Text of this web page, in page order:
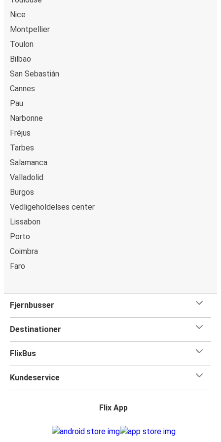
ombord eller ved et salgssted.
Nice
Montpellier
Toulon
Bilbao
San Sebastián
Cannes
Pau
Narbonne
Fréjus
Tarbes
Salamanca
Valladolid
Burgos
Vedligeholdelses center
Lissabon
Porto
Coimbra
Faro
Fjernbusser
Destinationer
FlixBus
Kundeservice
Flix App